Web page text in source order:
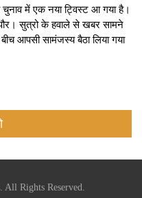
चुनाव में एक नया ट्विस्ट आ गया है।
सुत्रो के हवाले से खबर सामने
आपसी सामंजस्य बैठा लिया गया
All Rights Reserved.